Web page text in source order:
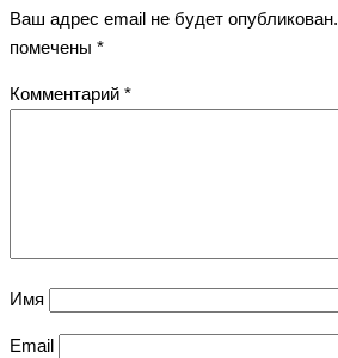
Ваш адрес email не будет опубликован.
помечены *
Комментарий *
Имя
Email